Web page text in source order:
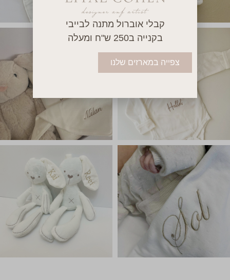
קבלי אוברול מתנה לבייבי
בקנייה ב250 ש"ח ומעלה
צפייה במארזים שלנו